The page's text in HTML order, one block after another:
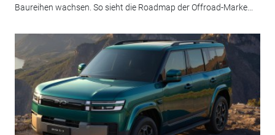
Baureihen wachsen. So sieht die Roadmap der Offroad-Marke...